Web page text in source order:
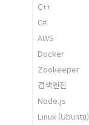
C++
C#
AWS
Docker
Zookeeper
검색엔진
Node.js
Linux (Ubuntu)